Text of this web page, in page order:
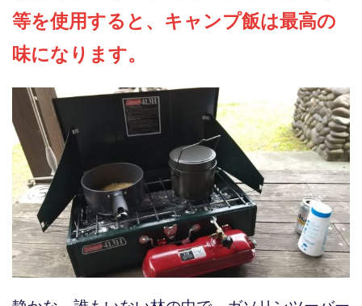
等を使用すると、キャンプ飯は最高の
味になります。